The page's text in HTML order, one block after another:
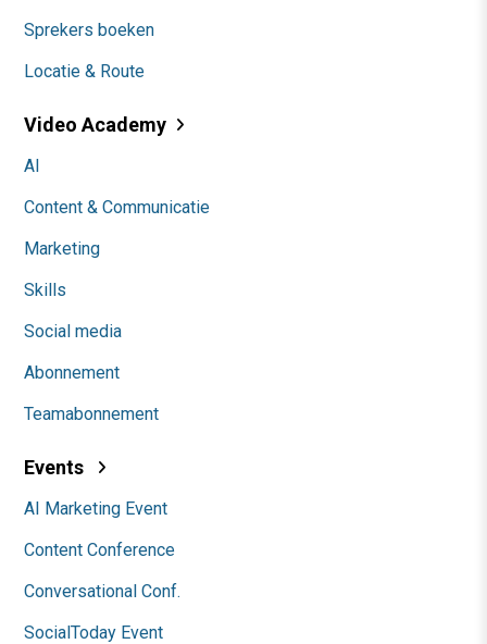
Sprekers boeken
Locatie & Route
Video Academy
AI
Content & Communicatie
Marketing
Skills
Social media
Abonnement
Teamabonnement
Events
AI Marketing Event
Content Conference
Conversational Conf.
SocialToday Event